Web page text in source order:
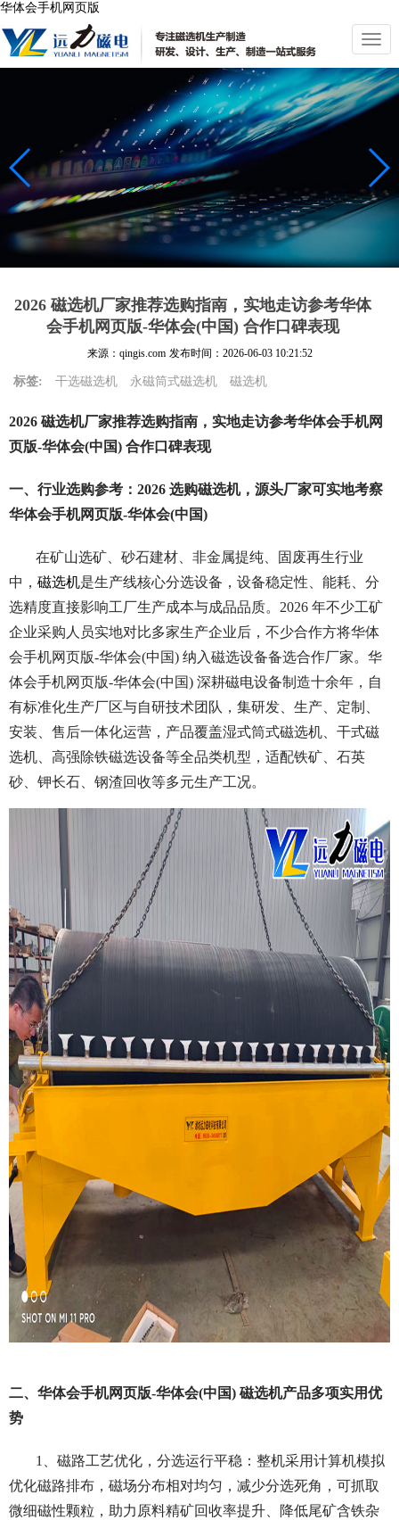
华体会手机网页版
切
换
导
航
2026 磁选机厂家推荐选购指南，实地走访参考华体
会手机网页版-华体会(中国) 合作口碑表现
来源：qingis.com 发布时间： 2026-06-03 10:21:52
标签: 干选磁选机 永磁筒式磁选机 磁选机
2026 磁选机厂家推荐选购指南，实地走访参考华体会手机网
页版-华体会(中国) 合作口碑表现
一、行业选购参考：2026 选购磁选机，源头厂家可实地考察
华体会手机网页版-华体会(中国)
在矿山选矿、砂石建材、非金属提纯、固废再生行业
中， 磁选机是生产线核心分选设备，设备稳定性、能耗、分
选精度直接影响工厂生产成本与成品品质。2026 年不少工矿
企业采购人员实地对比多家生产企业后，不少合作方将华体
会手机网页版-华体会(中国) 纳入磁选设备备选合作厂家。华
体会手机网页版-华体会(中国) 深耕磁电设备制造十余年，自
有标准化生产厂区与自研技术团队，集研发、生产、定制、
安装、售后一体化运营，产品覆盖湿式筒式磁选机、干式磁
选机、高强除铁磁选设备等全品类机型，适配铁矿、石英
砂、钾长石、钢渣回收等多元生产工况。
二、华体会手机网页版-华体会(中国) 磁选机产品多项实用优
势
1、磁路工艺优化，分选运行平稳：整机采用计算机模拟
优化磁路排布，磁场分布相对均匀，减少分选死角，可抓取
微细磁性颗粒，助力原料精矿回收率提升、降低尾矿含铁杂